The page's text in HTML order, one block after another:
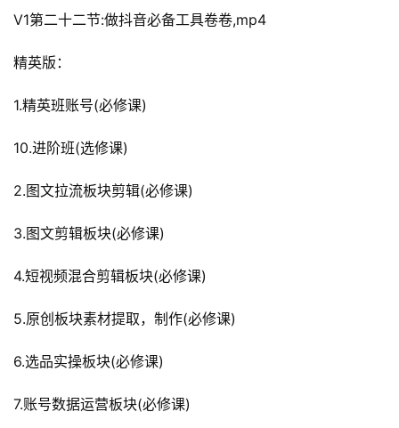
V1第二十二节:做抖音必备工具卷卷,mp4
精英版：
1.精英班账号(必修课)
10.进阶班(选修课)
2.图文拉流板块剪辑(必修课)
3.图文剪辑板块(必修课)
4.短视频混合剪辑板块(必修课)
5.原创板块素材提取，制作(必修课)
6.选品实操板块(必修课)
7.账号数据运营板块(必修课)